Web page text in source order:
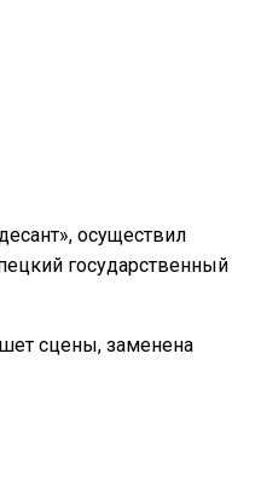
осуществил
государственный
сцены, заменена